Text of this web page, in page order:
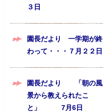
３日
園長だより 一学期が終
わって・・・７月２２日
園長だより 「朝の風
景から教えられたこ
と」 7月6日